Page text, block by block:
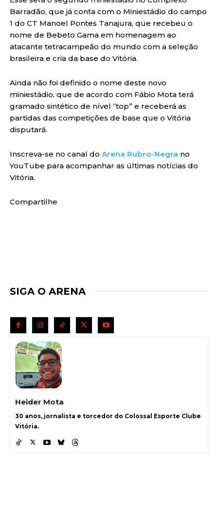
Barradão, que já conta com o Miniestádio do campo
1 do CT Manoel Pontes Tanajura, que recebeu o
nome de Bebeto Gama em homenagem ao
atacante tetracampeão do mundo com a seleção
brasileira e cria da base do Vitória.
Ainda não foi definido o nome deste novo
miniestádio, que de acordo com Fábio Mota terá
gramado sintético de nível “top” e receberá as
partidas das competições de base que o Vitória
disputará.
Inscreva-se no canal do Arena Rubro-Negra no
YouTube para acompanhar as últimas notícias do
Vitória.
Compartilhe
SIGA O ARENA
Heider Mota
30 anos, jornalista e torcedor do Colossal Esporte Clube
Vitória.